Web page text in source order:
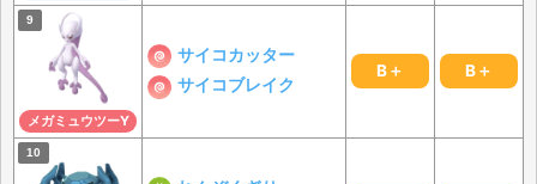
メガミュウツーY
サイコカッター
サイコブレイク
B＋ B＋